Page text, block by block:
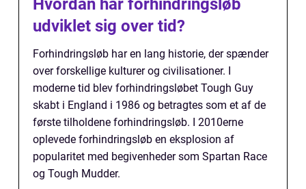
Hvordan har forhindringsløb
udviklet sig over tid?
Forhindringsløb har en lang historie, der spænder
over forskellige kulturer og civilisationer. I
moderne tid blev forhindringsløbet Tough Guy
skabt i England i 1986 og betragtes som et af de
første tilholdene forhindringsløb. I 2010erne
oplevede forhindringsløb en eksplosion af
popularitet med begivenheder som Spartan Race
og Tough Mudder.